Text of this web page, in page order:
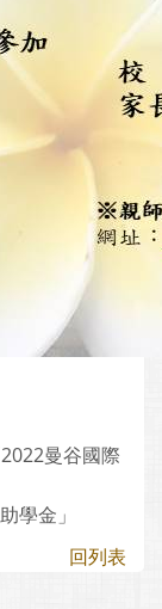
曼谷國際
學金」
回列表